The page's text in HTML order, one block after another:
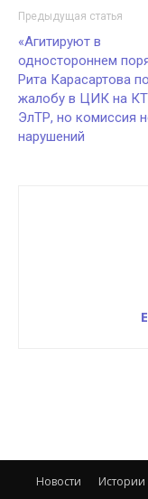
Предыдущая статья
«Агитируют в
одностороннем
Рита Карасартова
жалобу в ЦИК на
ЭлТР, но комиссия
нарушений
Новости Истории